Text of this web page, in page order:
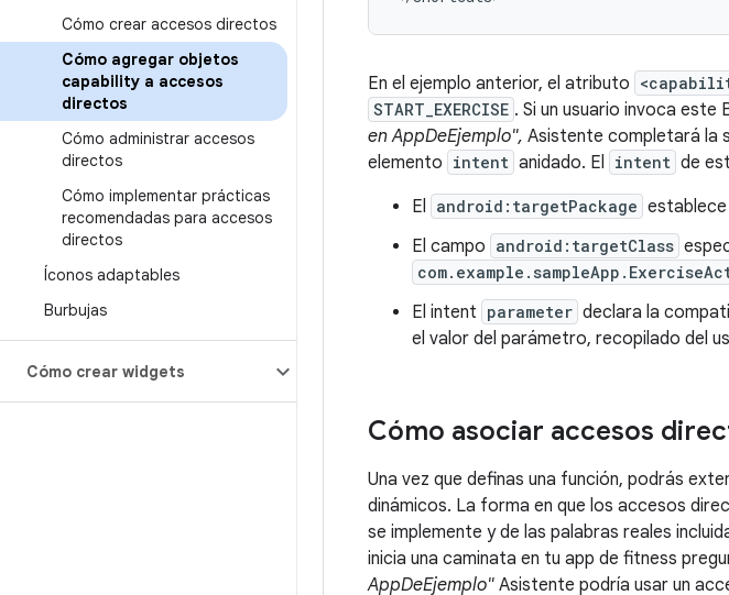
Cómo crear accesos directos
Cómo agregar objetos
capability a accesos
directos
Cómo administrar accesos
directos
Cómo implementar prácticas
recomendadas para accesos
directos
Íconos adaptables
Burbujas
Cómo crear widgets
En el ejemplo anterior, el atributo
START_EXERCISE . Si un usuario invoca este
en AppDeEjemplo", Asistente completará la
elemento intent anidado. El intent de
El android:targetPackage
El campo android:targetClass
El intent parameter declara la
el valor del parámetro, recopilado del
Cómo asociar accesos
Una vez que definas una función, podrás
dinámicos. La forma en que los accesos
se implemente y de las palabras reales
inicia una caminata en tu app de fitness
AppDeEjemplo" Asistente podría usar un